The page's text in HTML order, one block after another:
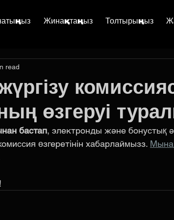
Жинақтаңыз Толтырыңыз
өзгеруі
read
бастап, электронды және бонустық
өзгеретінін хабарлаймызз.